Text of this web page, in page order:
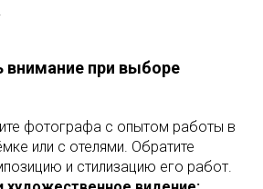
внимание при выборе
фотографа с опытом работы в
или с отелями. Обратите
и стилизацию его работ.